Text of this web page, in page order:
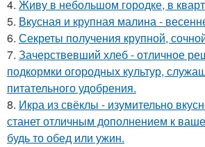
4. Живу в небольшом городке, в
5. Вкусная и крупная малина -
6. Секреты получения крупной,
7. Зачерствевший хлеб - отличное
подкормки огородных культур,
питательного удобрения.
8. Икра из свёклы - изумительно
станет отличным дополнением к
будь то обед или ужин.